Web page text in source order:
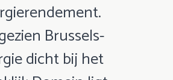
Brussels-
dicht bij het